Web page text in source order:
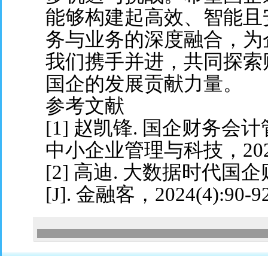
能够构建起高效、智能
务与业务的深度融合，
我们携手并进，共同探
国企的发展贡献力量。
参考文献
[1] 赵凯锋. 国企财务会
中小企业管理与科技，
[2] 高迪. 大数据时代国
[J]. 金融客，2024(4):90-